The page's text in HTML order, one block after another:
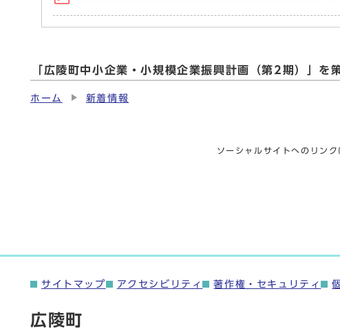
「広陵町中小企業・小規模企業振興計画（第2期）」を
ホーム 新着情報
ソーシャルサイトへのリン
サイトマップ アクセシビリティ 著作権・セキュリティ
広陵町